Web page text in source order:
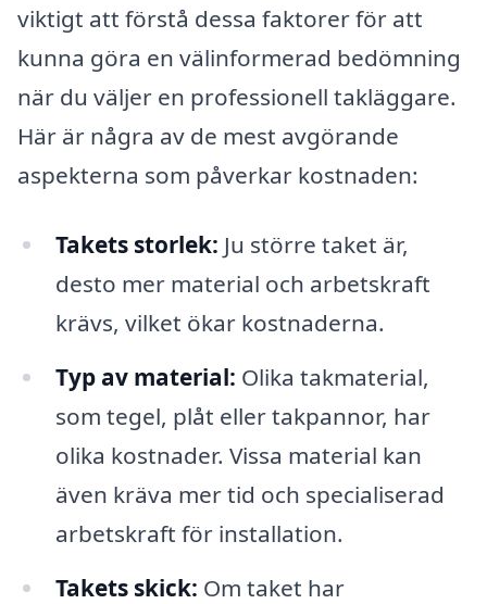
viktigt att förstå dessa faktorer för att
kunna göra en välinformerad bedömning
när du väljer en professionell takläggare.
Här är några av de mest avgörande
aspekterna som påverkar kostnaden:
Takets storlek: Ju större taket är,
desto mer material och arbetskraft
krävs, vilket ökar kostnaderna.
Typ av material: Olika takmaterial,
som tegel, plåt eller takpannor, har
olika kostnader. Vissa material kan
även kräva mer tid och specialiserad
arbetskraft för installation.
Takets skick: Om taket har